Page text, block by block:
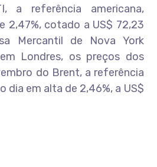
a referência americana,
2,47%, cotado a US$ 72,23
Mercantil de Nova York
Londres, os preços dos
do Brent, a referência
dia em alta de 2,46%, a US$